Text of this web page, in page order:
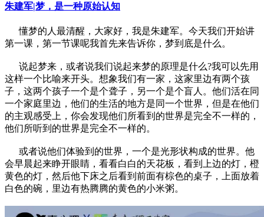
朱建军|梦，是一种原始认知
懂梦的人最清醒，大家好，我是朱建军。今天我们开始讲
第一课，第一节课呢我首先来告诉你，梦到底是什么。
说起梦来，或者说我们说起来梦的原理是什么?我可以先用
这样一个比喻来开头。想象我们有一家，这家里边有两个孩
子，这两个孩子一个是个聋子，另一个是个盲人。他们活在同
一个家庭里边，他们的生活的地方是同一个世界，但是在他们
的主观感受上，你会发现他们所看到的世界是完全不一样的，
他们所听到的世界是完全不一样的。
或者说他们体验到的世界，一个是光形状构成的世界。他
会早晨起来睁开眼睛，看看白白的天花板，看到上边的灯，橙
黄色的灯，然后他下床之后看到前面有棕色的桌子，上面放着
白色的碗，里边有热腾腾的黄色的小米粥。